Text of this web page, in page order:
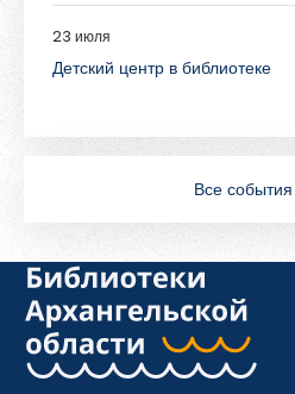
23 июля
Детский центр в библиотеке
Все события